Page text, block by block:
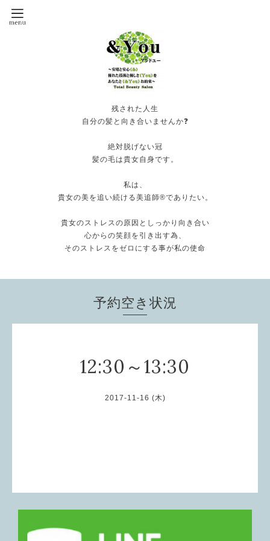
残された人生
自分の髪と向き合いませんか❓
絶対脱げない冠
髪の毛は貴女自身です。
私は、
貴女の美を追い続ける美追師®️でありたい。
貴女のストレスの原因としっかり向き合い
心からの笑顔を引き出す為、
そのストレスをゼロにする事が私の使命
予約空き状況
12:30～13:30
2017-11-16 (木)